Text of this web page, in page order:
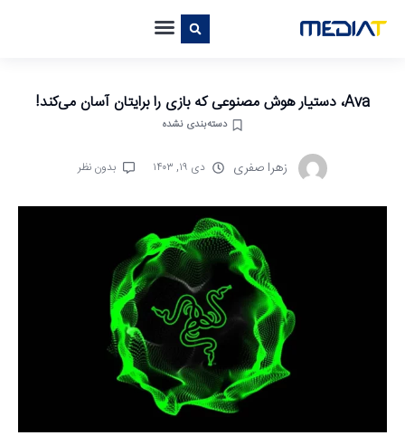
Ava، دستیار هوش مصنوعی که بازی را برایتان آسان می‌کند!
دسته‌بندی نشده
زهرا صفری دی ۱۹, ۱۴۰۳ بدون نظر